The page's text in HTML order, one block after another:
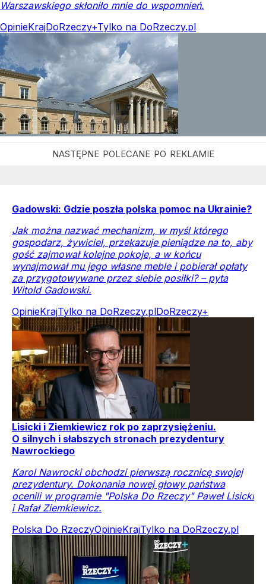
Warszawskiego skłoniło mnie do wspomnień.
OpinieKrajDoRzeczy+Tylko na DoRzeczy.pl
Gadowski: Gdzie poszła polska pomoc na Ukrainie?
Jak można nazwać mechanizm, w myśl którego
gospodarz, żywiciel, przekazuje pieniądze na to, aby
gość zajmował kolejne pokoje, a w końcu
wynajmował mu jego własne meble i pobierał opłaty
za przygotowywane przez siebie posiłki? – pyta
Witold Gadowski.
OpinieKrajTylko na DoRzeczy.plDoRzeczy+
Lisicki i Ziemkiewicz rok po zaprzysiężeniu.
O silnych i słabszych stronach prezydentury
Nawrockiego
Karol Nawrocki obchodzi pierwszą rocznicę swojej
prezydentury. Dokonania nowej głowy państwa
ocenili w programie "Polska Do Rzeczy" Paweł Lisicki
i Rafał Ziemkiewicz.
Polska Do RzeczyOpinieKrajTylko na DoRzeczy.pl